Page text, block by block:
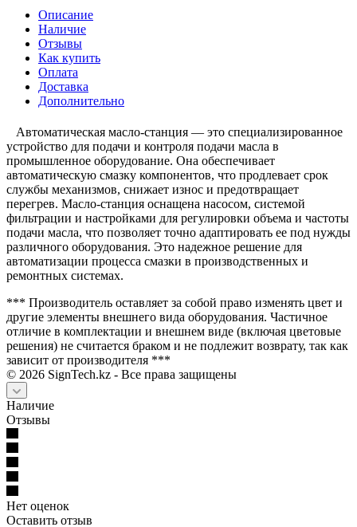
Описание
Наличие
Отзывы
Как купить
Оплата
Доставка
Дополнительно
Автоматическая масло-станция — это специализированное
устройство для подачи и контроля подачи масла в
промышленное оборудование. Она обеспечивает
автоматическую смазку компонентов, что продлевает срок
службы механизмов, снижает износ и предотвращает
перегрев. Масло-станция оснащена насосом, системой
фильтрации и настройками для регулировки объема и частоты
подачи масла, что позволяет точно адаптировать ее под нужды
различного оборудования. Это надежное решение для
автоматизации процесса смазки в производственных и
ремонтных системах.
*** Производитель оставляет за собой право изменять цвет и
другие элементы внешнего вида оборудования. Частичное
отличие в комплектации и внешнем виде (включая цветовые
решения) не считается браком и не подлежит возврату, так как
зависит от производителя ***
© 2026 SignTech.kz - Все права защищены
Наличие
Отзывы
Нет оценок
Оставить отзыв